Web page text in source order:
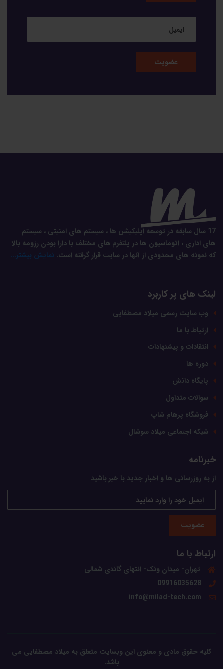
17 سال سابقه در توسعه اپلیکیشن ها ، سیستم های امنیتی ، سیستم
های اداری ، اتوماسیون ها در پلتفرم های مختلف با دارا بودن رزومه بالا
که نمونه های محدودی از آنها در سایت قرار گرفته است. نمایش بیشتر...
لینک های پر کاربرد
وب سایت رسمی میلاد مصطفایی
ارتباط با ما
انتقادات و پیشنهادات
دوره ها
پایگاه دانش
سوالات متداول
فروشگاه پرهام شاپ
شبکه اجتماعی میلاد سوشال
خبرنامه
از به روزرسانی ها و اخبار جدید با خبر باشید
عضویت
ارتباط با ما
تهران- میدان ونک- انتهای گاندی شمالی
09916035628
info@milad-tech.com
کلیه حقوق مادی و معنوی این وبسایت متعلق به میلاد مصطفایی می
باشد.